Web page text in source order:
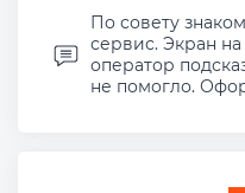
По совету
сервис. Экран
оператор
не помогло.